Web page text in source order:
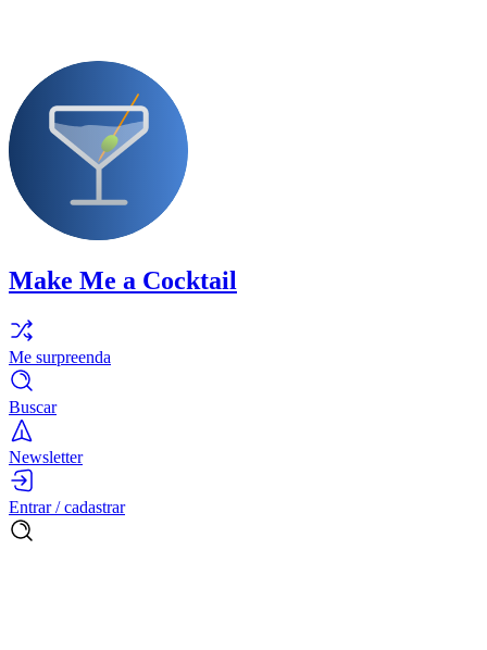
Make Me a Cocktail
Me surpreenda
Buscar
Newsletter
Entrar / cadastrar